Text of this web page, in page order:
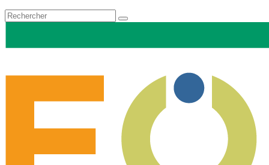
Recherche
pour